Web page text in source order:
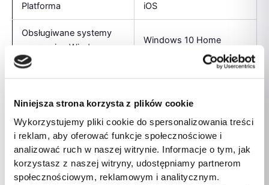
Niniejsza strona korzysta z plików cookie
Wykorzystujemy pliki cookie do spersonalizowania treści
i reklam, aby oferować funkcje społecznościowe i
analizować ruch w naszej witrynie. Informacje o tym, jak
korzystasz z naszej witryny, udostępniamy partnerom
społecznościowym, reklamowym i analitycznym.
Platforma iOS
Obsługiwane systemy
operacyjne Windows
Windows 10 Home
operacyjne Windows
Windows 11 Pro
operacyjne Windows
Windows 11 Enterprise